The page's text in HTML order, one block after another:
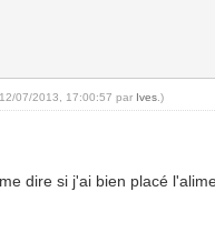
07/2013, 17:00:57 par Ives .)
dire si j'ai bien placé